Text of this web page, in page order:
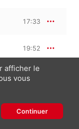
17:33
19:52
1:45
afficher le
vous
Continuer